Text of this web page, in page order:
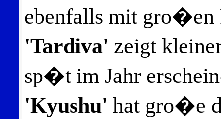
ebenfalls mit gro�en
'Tardiva' zeigt
sp�t im Jahr
'Kyushu' hat gro�e